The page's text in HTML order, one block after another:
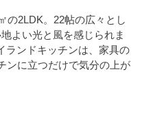
の2LDK。22帖の広々とし
よい光と風を感じられま
ランドキッチンは、家具の
ンに立つだけで気分の上が